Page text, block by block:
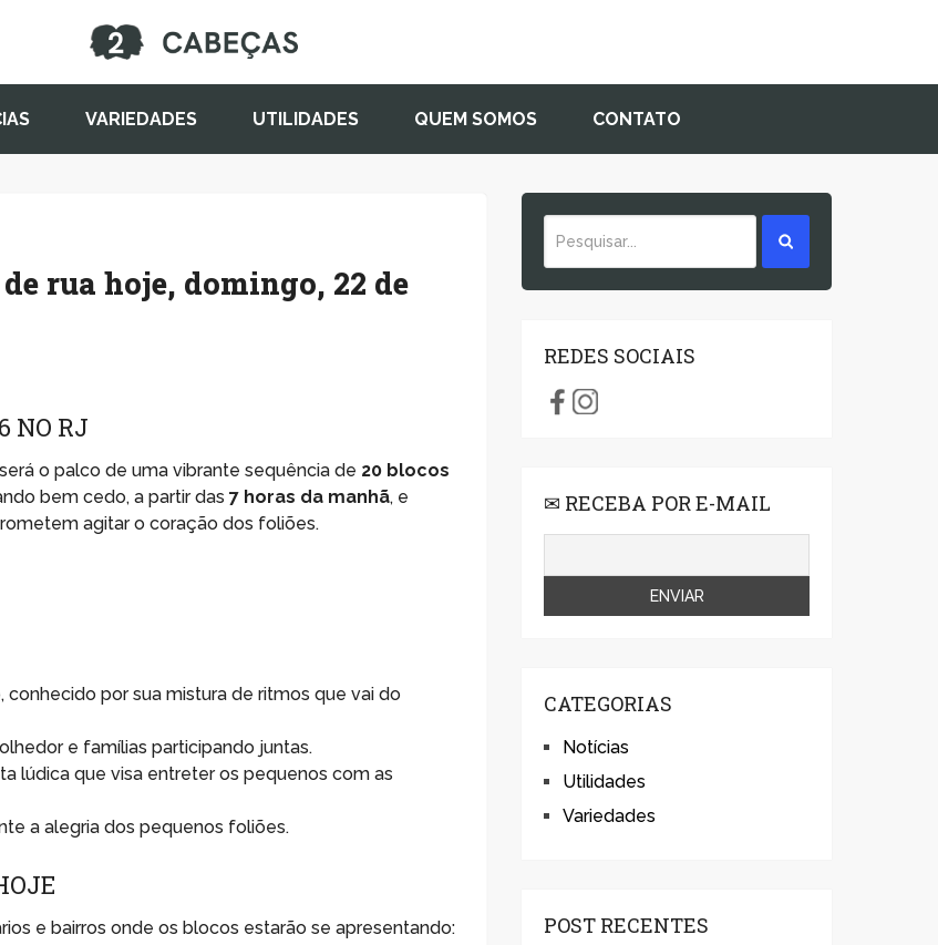
VARIEDADES UTILIDADES QUEM SOMOS CONTATO
rua hoje, domingo, 22 de
NO RJ
o palco de uma vibrante sequência de 20 blocos
bem cedo, a partir das7 horas da manhã, e
agitar o coração dos foliões.
conhecido por sua mistura de ritmos que vai do
e famílias participando juntas.
lúdica que visa entreter os pequenos com as
a alegria dos pequenos foliões.
e bairros onde os blocos estarão se apresentando:
REDES SOCIAIS
✉ RECEBA POR E-MAIL
CATEGORIAS
Notícias
Utilidades
Variedades
POST RECENTES